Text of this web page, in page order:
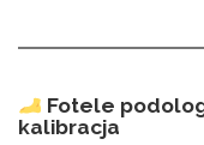
Fotele
kalibracja